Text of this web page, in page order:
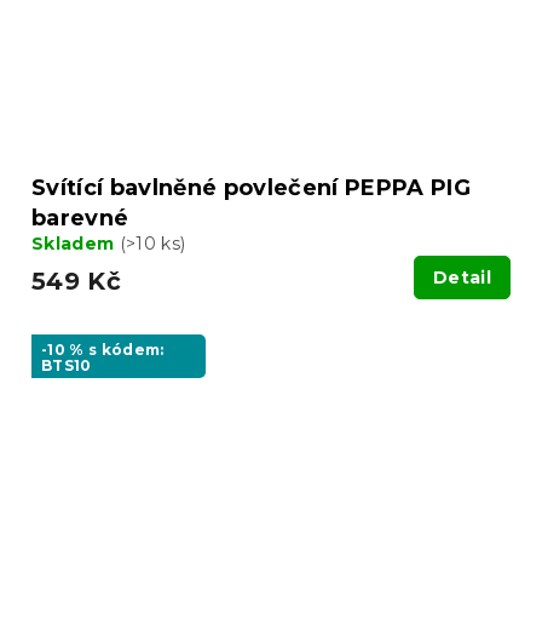
Svítící bavlněné povlečení PEPPA PIG
barevné
Skladem (>10 ks)
549 Kč Detail
-10 % s kódem:
BTS10